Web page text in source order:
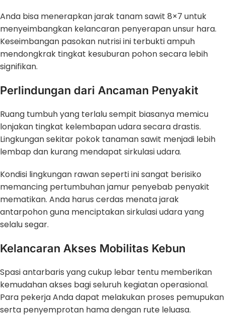
Anda bisa menerapkan jarak tanam sawit 8×7 untuk
menyeimbangkan kelancaran penyerapan unsur hara.
Keseimbangan pasokan nutrisi ini terbukti ampuh
mendongkrak tingkat kesuburan pohon secara lebih
signifikan.
Perlindungan dari Ancaman Penyakit
Ruang tumbuh yang terlalu sempit biasanya memicu
lonjakan tingkat kelembapan udara secara drastis.
Lingkungan sekitar pokok tanaman sawit menjadi lebih
lembap dan kurang mendapat sirkulasi udara.
Kondisi lingkungan rawan seperti ini sangat berisiko
memancing pertumbuhan jamur penyebab penyakit
mematikan. Anda harus cerdas menata jarak
antarpohon guna menciptakan sirkulasi udara yang
selalu segar.
Kelancaran Akses Mobilitas Kebun
Spasi antarbaris yang cukup lebar tentu memberikan
kemudahan akses bagi seluruh kegiatan operasional.
Para pekerja Anda dapat melakukan proses pemupukan
serta penyemprotan hama dengan rute leluasa.